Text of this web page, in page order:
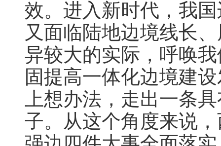
效。进入新时代，我
又面临陆地边境线长
异较大的实际，呼唤
固提高一体化边境建
上想办法，走出一条
子。从这个角度来说